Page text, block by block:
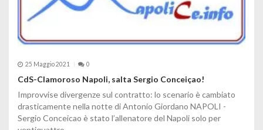
25 Maggio 2021 0
CdS-Clamoroso Napoli, salta Sergio Conceiçao!
Improvvise divergenze sul contratto: lo scenario è cambiato
drasticamente nella notte di Antonio Giordano NAPOLI -
Sergio Conceicao è stato l’allenatore del Napoli solo per